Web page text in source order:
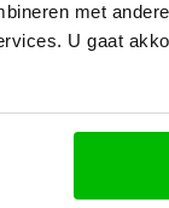
met
U gaat
van 2,94%.
de